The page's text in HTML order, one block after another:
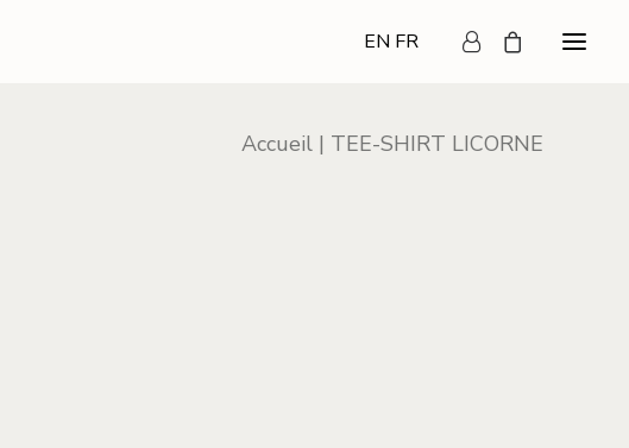
EN FR
Accueil TEE-SHIRT LICORNE